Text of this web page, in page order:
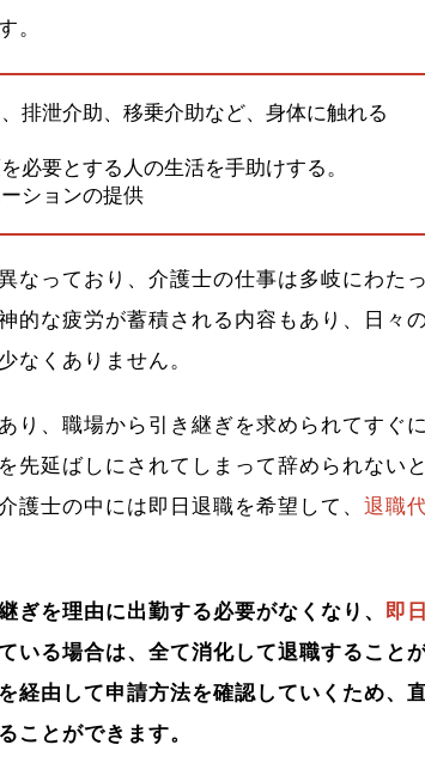
。
排泄介助、移乗介助など、身体に触れる
必要とする人の生活を手助けする。
ションの提供
なっており、介護士の仕事は多岐にわたっ
的な疲労が蓄積される内容もあり、日々
なくありません。
り、職場から引き継ぎを求められてすぐに
先延ばしにされてしまって辞められないと
護士の中には即日退職を希望して、 退職
ぎを理由に出勤する必要がなくなり、 即日
いる場合は、全て消化して退職すること
経由して申請方法を確認していくため、
ことができます。